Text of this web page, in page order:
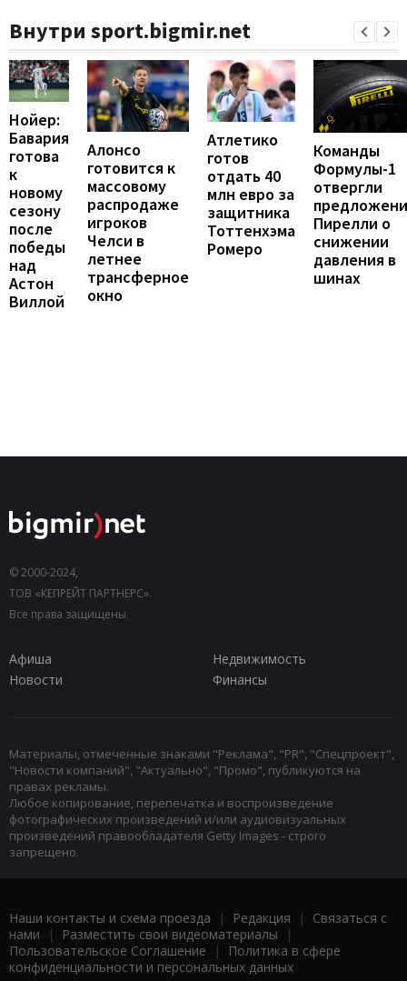
Внутри sport.bigmir.net
Нойер:
Бавария
готова
к
новому
сезону
после
победы
над
Астон
Виллой
Алонсо
готовится к
массовому
распродаже
игроков
Челси в
летнее
трансферное
окно
Атлетико
готов
отдать 40
млн евро за
защитника
Тоттенхэма
Ромеро
Команды
Формулы-1
отвергли
Пирелли о
снижении
давления в
шинах
© 2000-2024,
ТОВ «КЕПРЕЙТ ПАРТНЕРС».
Все права защищены.
Афиша
Недвижимость
Новости
Финансы
Материалы, отмеченные знаками "Реклама", "PR", "Спецпроект",
"Новости компаний", "Актуально", "Промо", публикуются на
правах рекламы.
Любое копирование, перепечатка и воспроизведение
фотографических произведений и/или аудиовизуальных
произведений правообладателя Getty Images - строго
запрещено.
Наши контакты и схема проезда | Редакция | Связаться с
нами | Разместить свои видеоматериалы |
Пользовательское Соглашение |
Политика в сфере
конфиденциальности и персональных данных